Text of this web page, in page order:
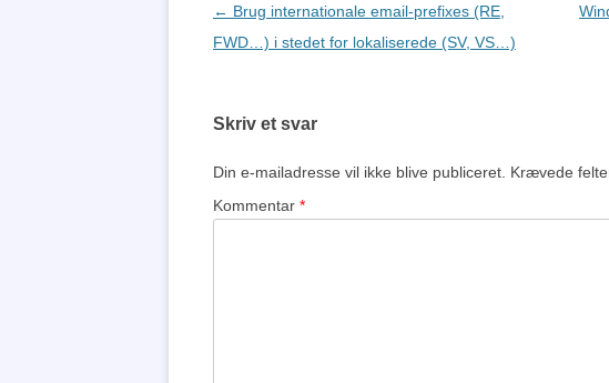
Indlægsnavigation
← Brug internationale email-prefixes (RE,
FWD…) i stedet for lokaliserede (SV, VS…)
Skriv et svar
Din e-mailadresse vil ikke blive publiceret. Krævede
Kommentar *